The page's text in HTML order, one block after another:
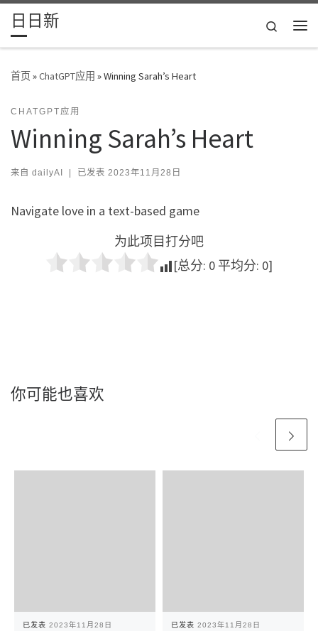
Skip to content
日日新
Search
首页»ChatGPT应用 »Winning Sarah’s Heart
CHATGPT应用
Winning Sarah’s Heart
来自 dailyAI | 已发表 2023年11月28日
Navigate love in a text-based game
为此项目打分吧
[总分: 0 平均分: 0]
你可能也喜欢
已发表 2023年11月28日 已发表 2023年11月28日